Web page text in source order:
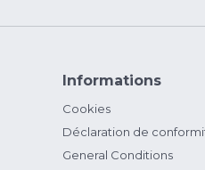
Informations
Cookies
Déclaration de
General Conditions